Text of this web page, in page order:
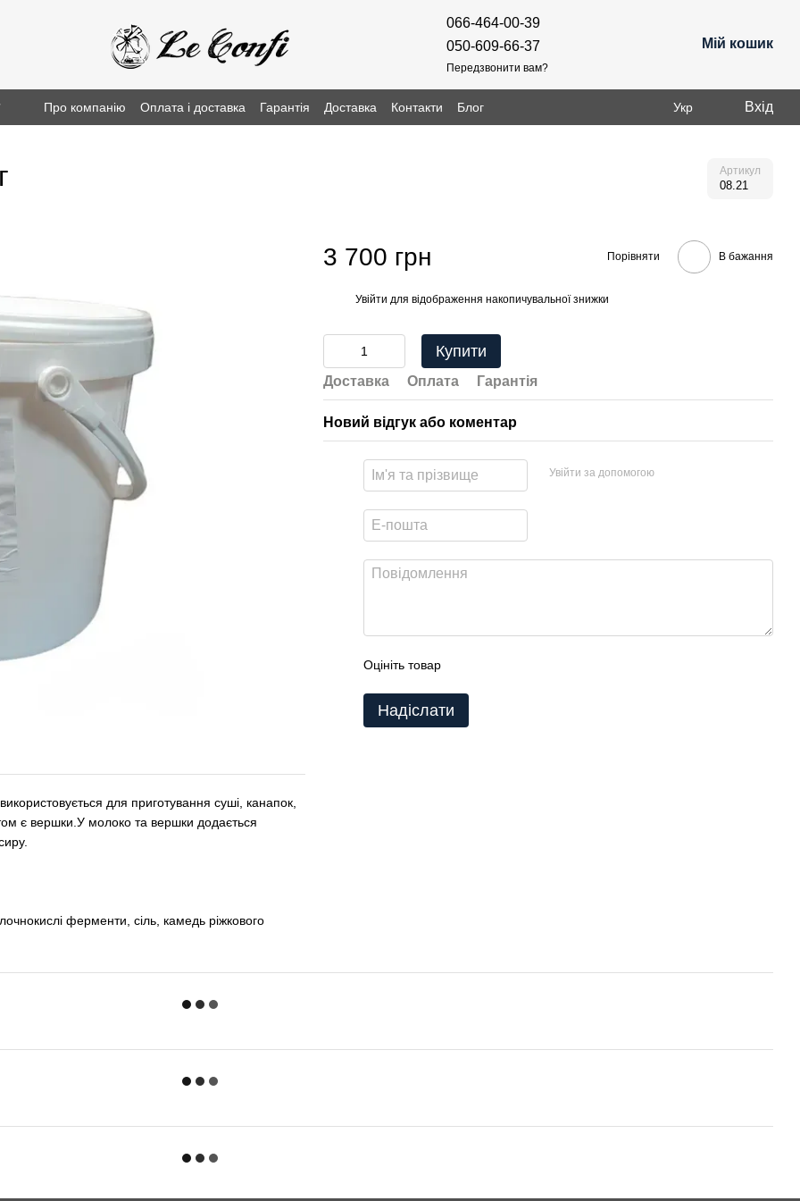
066-464-00-39
050-609-66-37
Передзвонити вам?
Мій кошик
Про компанію Оплата і доставка Гарантія Доставка Контакти Блог Укр Вхід
Артикул
08.21
для приготування суші, канапок,
є вершки.У молоко та вершки додається
ферменти, сіль, камедь ріжкового
3 700 грн Порівняти В бажання
Увійти для відображення накопичувальної знижки
Купити
Доставка Оплата Гарантія
Новий відгук або коментар
Увійти за допомогою
Оцініть товар
Надіслати